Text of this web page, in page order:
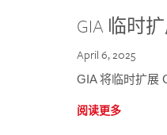
GIA 临时
April 6, 2025
GIA 将临时扩展
阅读更多